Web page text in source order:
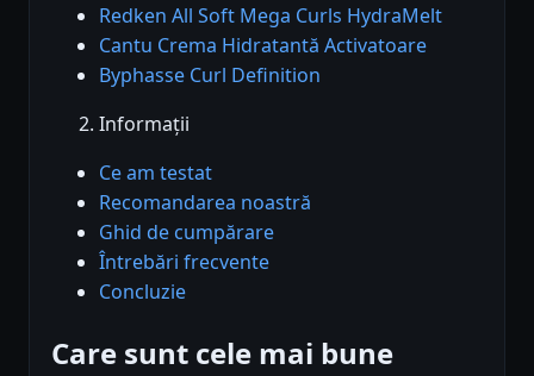
Redken All Soft Mega Curls HydraMelt
Cantu Crema Hidratantă Activatoare
Byphasse Curl Definition
Informații
Ce am testat
Recomandarea noastră
Ghid de cumpărare
Întrebări frecvente
Concluzie
Care sunt cele mai bune